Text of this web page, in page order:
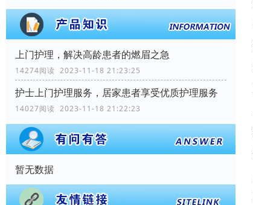
上门护理，解决高龄患者的燃眉之急
14274阅读 2023-11-18 21:23:25
护士上门护理服务，居家患者享受优质护理服务
14027阅读 2023-11-18 21:22:23
暂无数据